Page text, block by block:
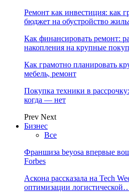
Ремонт как инвестиция: как
бюджет на обустройство
Как финансировать ремонт:
накопления на крупные
Как грамотно планировать
мебель, ремонт
Покупка техники в
когда — нет
Prev Next
Бизнес
Все
Франшиза beyosa впервые
Forbes
Аскона рассказала на Tech
оптимизации